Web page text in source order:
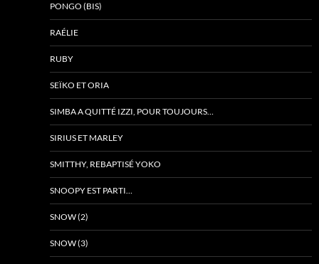
PONGO (BIS)
RAÉLIE
RUBY
SEÏKO ET ORIA
SIMBA A QUITTÉ IZZI, POUR TOUJOURS…
SIRIUS ET MARLEY
SMITTHY, REBAPTISÉ YOKO
SNOOPY EST PARTI…
SNOW (2)
SNOW (3)